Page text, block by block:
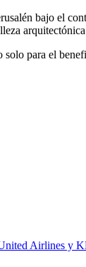
bajo el
solo para el